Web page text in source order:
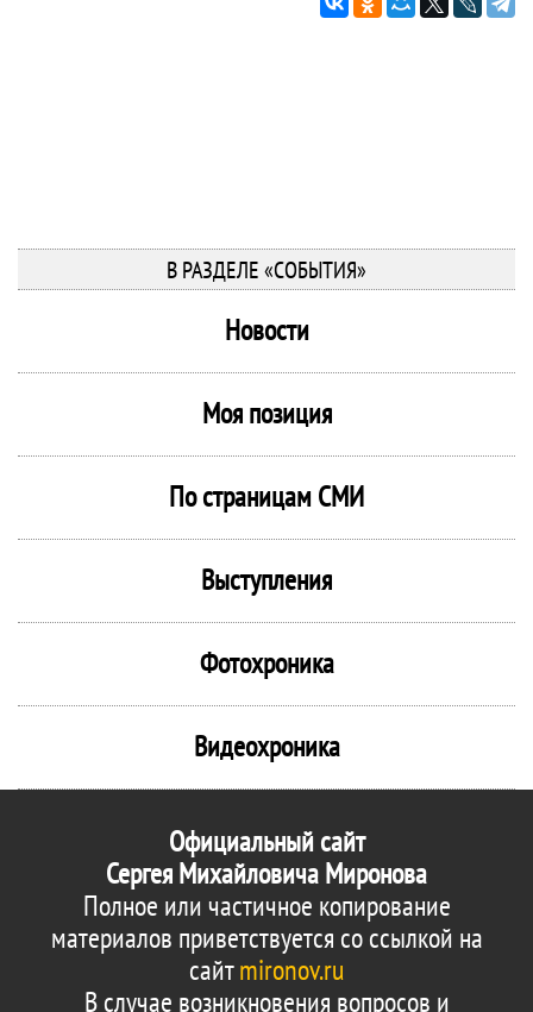
В РАЗДЕЛЕ «СОБЫТИЯ»
Новости
Моя позиция
По страницам СМИ
Выступления
Фотохроника
Видеохроника
Официальный сайт
Сергея Михайловича Миронова
Полное или частичное копирование
материалов приветствуется со ссылкой на
сайтmironov.ru
В случае возникновения вопросов и